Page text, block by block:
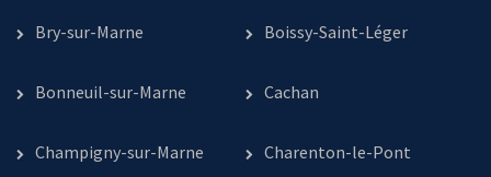
Bry-sur-Marne Boissy-Saint-Léger
Bonneuil-sur-Marne Cachan
Champigny-sur-Marne Charenton-le-Pont